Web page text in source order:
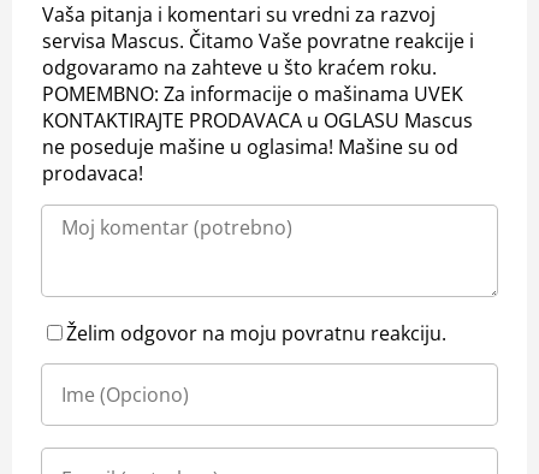
Vaša pitanja i komentari su vredni za razvoj
servisa Mascus. Čitamo Vaše povratne reakcije i
odgovaramo na zahteve u što kraćem roku.
POMEMBNO: Za informacije o mašinama UVEK
KONTAKTIRAJTE PRODAVACA u OGLASU Mascus
ne poseduje mašine u oglasima! Mašine su od
prodavaca!
Želim odgovor na moju povratnu reakciju.